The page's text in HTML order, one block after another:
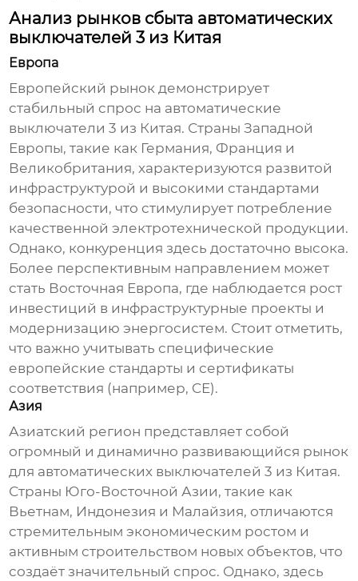
Анализ рынков сбыта автоматических
выключателей 3 из Китая
Европа
Европейский рынок демонстрирует
стабильный спрос на автоматические
выключатели 3 из Китая. Страны Западной
Европы, такие как Германия, Франция и
Великобритания, характеризуются развитой
инфраструктурой и высокими стандартами
безопасности, что стимулирует потребление
качественной электротехнической продукции.
Однако, конкуренция здесь достаточно высока.
Более перспективным направлением может
стать Восточная Европа, где наблюдается рост
инвестиций в инфраструктурные проекты и
модернизацию энергосистем. Стоит отметить,
что важно учитывать специфические
европейские стандарты и сертификаты
соответствия (например, CE).
Азия
Азиатский регион представляет собой
огромный и динамично развивающийся рынок
для автоматических выключателей 3 из Китая.
Страны Юго-Восточной Азии, такие как
Вьетнам, Индонезия и Малайзия, отличаются
стремительным экономическим ростом и
активным строительством новых объектов, что
создаёт значительный спрос. Однако, здесь